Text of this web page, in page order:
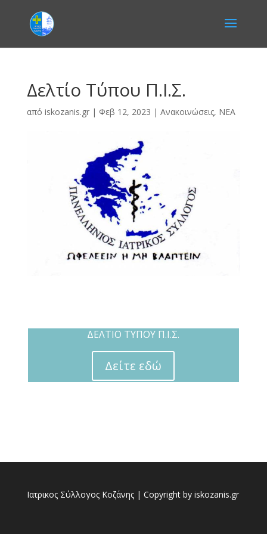
Δελτίο Τύπου Π.Ι.Σ.
από iskozanis.gr| Φεβ 12, 2023 | Ανακοινώσεις, ΝΕΑ
ΔΕΛΤΙΟ ΤΥΠΟΥ Π.Ι.Σ.
Δείτε εδώ
Ιατρικος Σύλλογος Κοζάνης | Copyright by iskozanis.gr